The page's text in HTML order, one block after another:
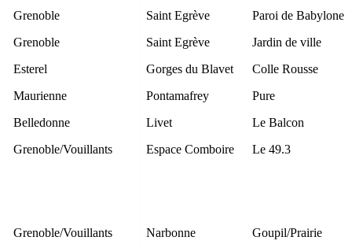
Grenoble
Saint Egrève
Paroi de Babylone
Grenoble
Saint Egrève
Jardin de ville
Esterel
Gorges du Blavet
Colle Rousse
Maurienne
Pontamafrey
Pure
Belledonne
Livet
Le Balcon
Grenoble/Vouillants
Espace Comboire Le 49.3
Grenoble/Vouillants Narbonne Goupil/Prairie